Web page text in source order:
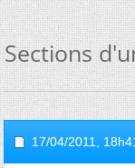
Sections
17/04/2011,